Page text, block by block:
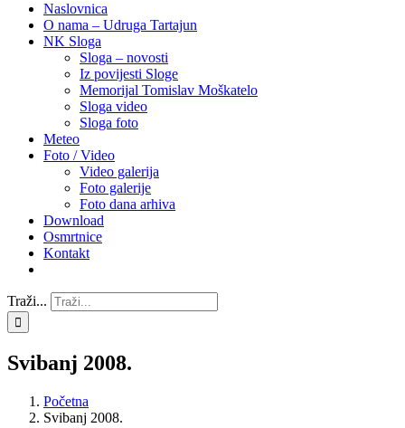
Naslovnica
O nama – Udruga Tartajun
NK Sloga
Sloga – novosti
Iz povijesti Sloge
Memorijal Tomislav Moškatelo
Sloga video
Sloga foto
Meteo
Foto / Video
Video galerija
Foto galerije
Foto dana arhiva
Download
Osmrtnice
Kontakt
Traži...
Svibanj 2008.
Početna
Svibanj 2008.